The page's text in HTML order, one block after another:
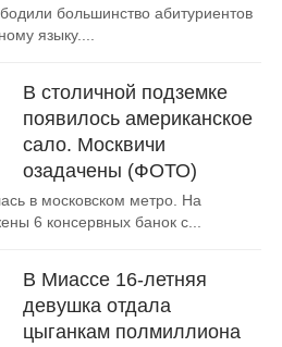
большинство абитуриентов
языку....
В столичной подземке
появилось американское
сало. Москвичи
озадачены (ФОТО)
в московском метро. На
6 консервных банок с...
В Миассе 16-летняя
девушка отдала
цыганкам полмиллиона